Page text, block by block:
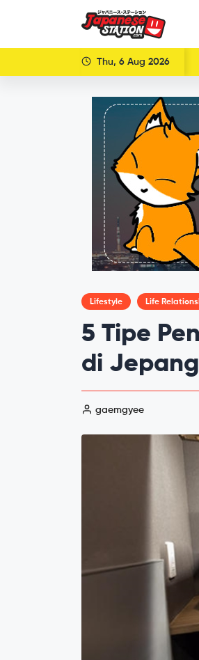
Thu, 6 Aug 2026
Lifestyle Life
5 Tipe
di Jepang
gaemgyee